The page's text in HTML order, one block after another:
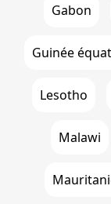
Gabon
Guinée
Lesotho
Malawi